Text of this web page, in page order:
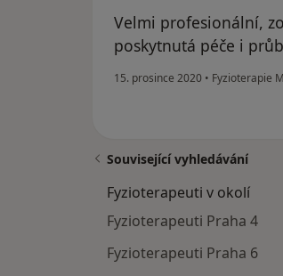
Velmi profesionální,
poskytnutá péče i
15. prosince 2020 • Fyzioterapie
Související vyhledávání
Fyzioterapeuti v okolí
Fyzioterapeuti Praha 4
Fyzioterapeuti Praha 6